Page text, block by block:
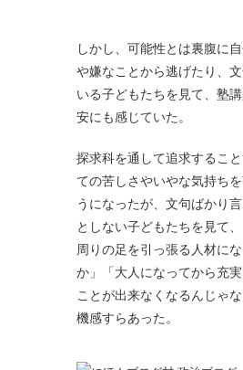
しかし、可能性とは裏腹に
や嫌なことから逃げたり、
いる子どもたちを見て、塾
安にも感じていた。
探求科を通して追求するこ
ての苦しさやいやな気持ち
うになったが、文句ばかり
としない子どもたちを見て
周りの足を引っ張る人材に
か」「大人になってから充
ことが出来なくなるんじゃ
機感すらあった。